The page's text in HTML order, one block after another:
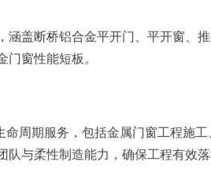
涵盖断桥铝合金平开门、平开窗、
门窗性能短板。
周期服务，包括金属门窗工程施
队与柔性制造能力，确保工程有效落